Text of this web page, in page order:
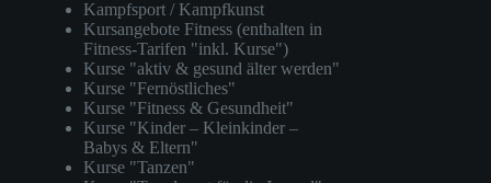
Kampfsport / Kampfkunst
Kursangebote Fitness (enthalten in
Fitness-Tarifen "inkl. Kurse")
Kurse "aktiv & gesund älter werden"
Kurse "Fernöstliches"
Kurse "Fitness & Gesundheit"
Kurse "Kinder – Kleinkinder –
Babys & Eltern"
Kurse "Tanzen"